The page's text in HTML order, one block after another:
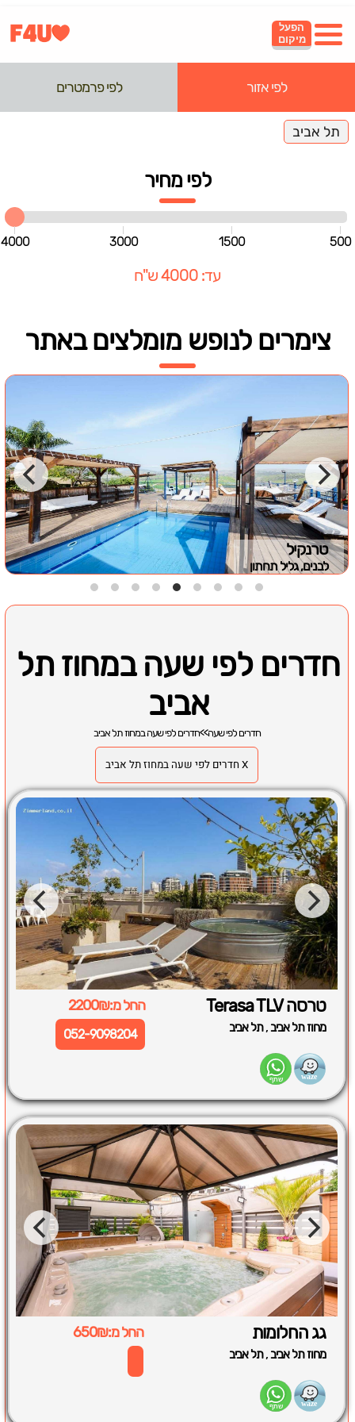
הפעל
מיקום
לפי אזור לפי פרמטרים
תל אביב
לפי מחיר
500
1500
3000
4000
עד: 4000 ש"ח
צימרים לנופש מומלצים באתר
טרנקיל
לבנים, גליל תחתון
חדרים לפי שעה במחוז תל
אביב
חדרים לפי שעה>>חדרים לפי שעה במחוז תל אביב
X חדרים לפי שעה במחוז תל אביב
טרסה Terasa TLV החל מ:2200₪
מחוז תל אביב,תל אביב 052-9098204
גג החלומות החל מ:650₪
מחוז תל אביב,תל אביב